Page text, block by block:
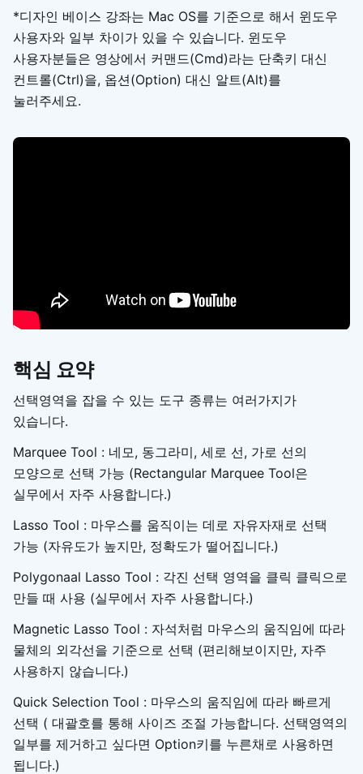
*디자인 베이스 강좌는 Mac OS를 기준으로 해서 윈도우
사용자와 일부 차이가 있을 수 있습니다. 윈도우
사용자분들은 영상에서 커맨드(Cmd)라는 단축키 대신
컨트롤(Ctrl)을, 옵션(Option) 대신 알트(Alt)를
눌러주세요.
핵심 요약
선택영역을 잡을 수 있는 도구 종류는 여러가지가
있습니다.
Marquee Tool : 네모, 동그라미, 세로 선, 가로 선의
모양으로 선택 가능 (Rectangular Marquee Tool은
실무에서 자주 사용합니다.)
Lasso Tool : 마우스를 움직이는 데로 자유자재로 선택
가능 (자유도가 높지만, 정확도가 떨어집니다.)
Polygonaal Lasso Tool : 각진 선택 영역을 클릭 클릭으로
만들 때 사용 (실무에서 자주 사용합니다.)
Magnetic Lasso Tool : 자석처럼 마우스의 움직임에 따라
물체의 외각선을 기준으로 선택 (편리해보이지만, 자주
사용하지 않습니다.)
Quick Selection Tool : 마우스의 움직임에 따라 빠르게
선택 ( 대괄호를 통해 사이즈 조절 가능합니다. 선택영역의
일부를 제거하고 싶다면 Option키를 누른채로 사용하면
됩니다.)